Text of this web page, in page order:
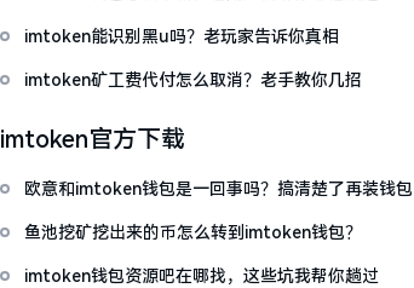
imtoken能识别黑u吗？老玩家告诉你真相
imtoken矿工费代付怎么取消？老手教你几招
imtoken官方下载
欧意和imtoken钱包是一回事吗？搞清楚了再装钱包
鱼池挖矿挖出来的币怎么转到imtoken钱包？
imtoken钱包资源吧在哪找，这些坑我帮你趟过